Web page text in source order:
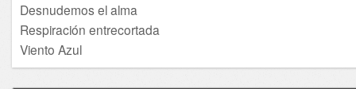
Desnudemos el alma
Respiración entrecortada
Viento Azul